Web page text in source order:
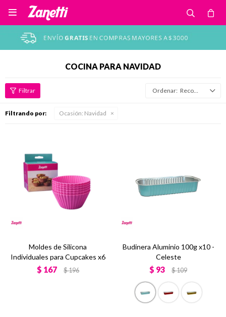

COCINA PARA NAVIDAD
Recomendados
Filtrando por: Ocasión: Navidad
Moldes de Silicona
Individuales para Cupcakes x6
$ 167 $196
Budinera Aluminio 100g x10 -
Celeste
$ 93 $109